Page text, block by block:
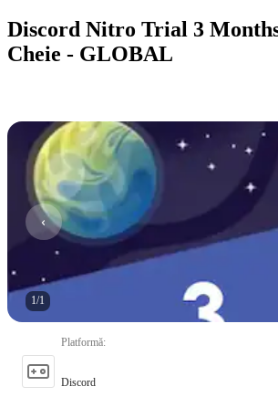
Discord Nitro Trial 3
Cheie - GLOBAL
1/1
Platformă:
Discord